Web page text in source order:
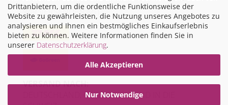
Drittanbietern, um die ordentliche Funktionsweise der
Website zu gewährleisten, die Nutzung unseres Angebotes zu
analysieren und Ihnen ein bestmögliches Einkaufserlebnis
bieten zu können. Weitere Informationen finden Sie in
unserer Datenschutzerklärung.
Alle Akzeptieren
Nur Notwendige
WIR VERSENDEN MIT
VERSAND NACH:
DEUTSCHLAND, ÖSTERREICH UND IN DIE